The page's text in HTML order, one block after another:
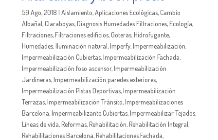
59 Ago, 2018 | Aislamiento,Aplicaciones Ecológicas,Cambio
Albañal,Claraboyas,Diagnosis Humedades Filtraciones,Ecología,
Filtraciones,Filtraciones edificios,Goteras,Hidrofugante,
Humedades,Iluminación natural,Imperfy,Impermeabilización,
Impermeabilización Cubiertas,Impermeabilización Fachada,
Impermeabilización foso ascensor,Impermeabilización
Jardineras,Impermeabilización paredes exteriores,
Impermeabilización Pistas Deportivas,Impermeabilización
Terrazas,Impermeabilización Tránsito,Impermeabilizaciones
Barcelona,Impermeabilizante Cubiertas,Impermeabilizar Tejados,
Líneas de vida,Reformas,Rehabilitación,Rehabilitación Integral,
Rehabilitaciones Barcelona,Rehabilitaciones Fachada,